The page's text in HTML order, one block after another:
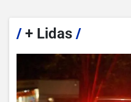
/+ Lidas /